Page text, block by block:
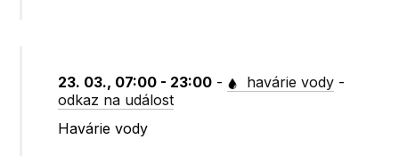
23. 03., 07:00 - 23:00 - havárie vody -
odkaz na událost
Havárie vody